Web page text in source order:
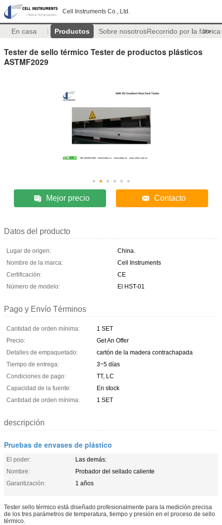
Cell Instruments Co., Ltd.
En casa Productos Sobre nosotrosRecorrido por la fábrica
>>
Tester de sello térmico Tester de productos plásticos
ASTMF2029
Mejor precio Contacto
Datos del producto
Lugar de origen:
China.
Nombre de la marca:
Cell Instruments
Certificación:
CE
Número de modelo:
El HST-01
Pago y Envío Términos
Cantidad de orden mínima:
1 SET
Precio:
Get An Offer
Detalles de empaquetado:
cartón de la madera contrachapada
Tiempo de entrega:
3~5 días
Condiciones de pago:
TT, LC
Capacidad de la fuente:
En stock
Cantidad de orden mínima:
1 SET
descripción
Pruebas de envases de plástico
El poder:
Las demás:
Nombre:
Probador del sellado caliente
Garantización:
1 años
Tester sello térmico está diseñado profesionalmente para la medición precisa
de los tres parámetros de temperatura, tiempo y presión en el proceso de sello
térmico.